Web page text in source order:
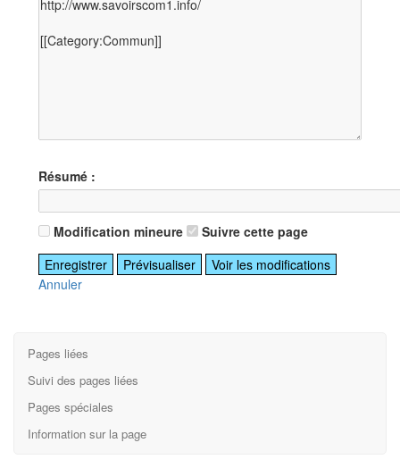
Résumé :
Modification mineure Suivre cette page
Annuler
Pages liées
Suivi des pages liées
Pages spéciales
Information sur la page